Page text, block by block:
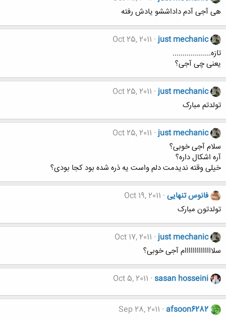
هی آجی آدم داداششو یادش رفته
just mechanic
Oct 25, 2011
تازه...................
یعنی چی آجی؟
just mechanic
Oct 25, 2011
تولدتم مبارک
just mechanic
Oct 25, 2011
سلام آجی خوبی؟
آره اشکال داره؟
خیلی وقته ندیدمت دلم واست یه ذره شده بود کجا بودی؟
فانوس تنهایی Oct 19, 2011
تولدتون مبارک
just mechanic
Oct 17, 2011
سلاااااااااااااام آجی خوبی؟
sasan hosseini
Oct 5, 2011
afsoon6282
Sep 28, 2011